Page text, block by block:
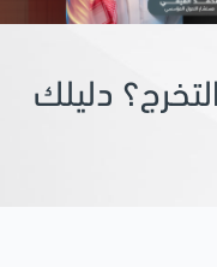
دليلك